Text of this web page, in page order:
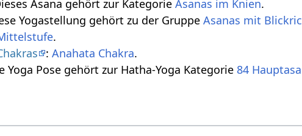
Asana gehört zur KategorieAsanas im Knien.
Yogastellung gehört zu der GruppeAsanas mit
.
:Anahata Chakra.
Yoga Pose gehört zur Hatha-Yoga Kategorie 84